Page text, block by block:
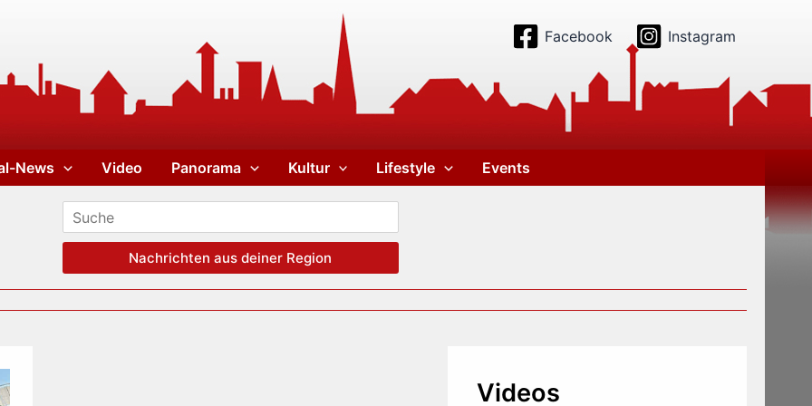
Facebook Instagram
News Video Panorama Kultur Lifestyle Events
Nachrichten aus deiner Region
Videos